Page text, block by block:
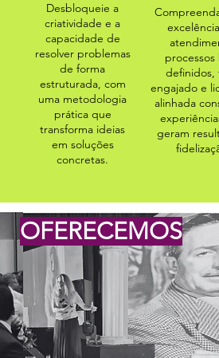
Desbloqueie a
criatividade e a
capacidade de
resolver problemas
de forma
estruturada, com
uma metodologia
prática que
transforma ideias
em soluções
concretas.
processos
definidos,
engajado e
alinhada
geram
OFERECEMOS